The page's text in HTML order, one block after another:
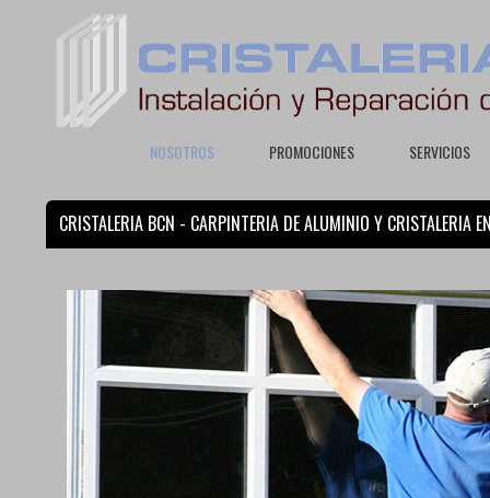
NOSOTROS PROMOCIONES SERVICIOS
CRISTALERIA BCN - CARPINTERIA DE ALUMINIO Y CRISTALERIA